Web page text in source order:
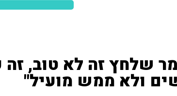
שלחץ זה לא טוב,
ולא ממש מועיל"